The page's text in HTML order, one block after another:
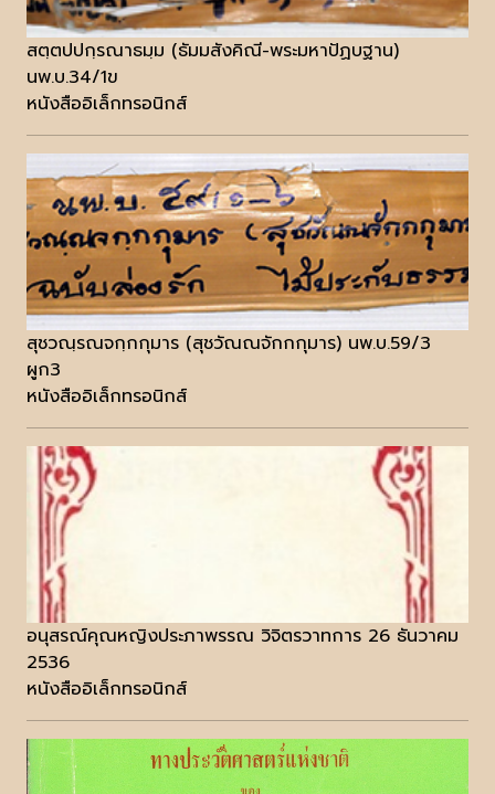
สตฺตปปกฺรณาธมฺม (ธัมมสังคิณี-พระมหาปัฏบฐาน)
นพ.บ.34/1ข
หนังสืออิเล็กทรอนิกส์
สุชวณฺรณจกฺกกุมาร (สุชวัณณจักกกุมาร) นพ.บ.59/3
ผูก3
หนังสืออิเล็กทรอนิกส์
อนุสรณ์คุณหญิงประภาพรรณ วิจิตรวาทการ 26 ธันวาคม
2536
หนังสืออิเล็กทรอนิกส์